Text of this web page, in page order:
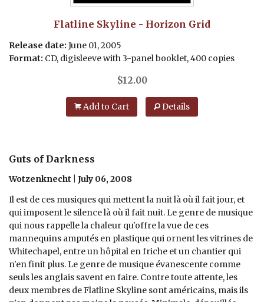
(0)
Flatline Skyline - Horizon Grid
Release date: June 01, 2005
Format: CD, digisleeve with 3-panel booklet, 400 copies
$12.00
Add to Cart Details
Guts of Darkness
Wotzenknecht | July 06, 2008
Il est de ces musiques qui mettent la nuit là où il fait jour, et
qui imposent le silence là où il fait nuit. Le genre de musique
qui nous rappelle la chaleur qu'offre la vue de ces
mannequins amputés en plastique qui ornent les vitrines de
Whitechapel, entre un hôpital en friche et un chantier qui
n'en finit plus. Le genre de musique évanescente comme
seuls les anglais savent en faire. Contre toute attente, les
deux membres de Flatline Skyline sont américains, mais ils